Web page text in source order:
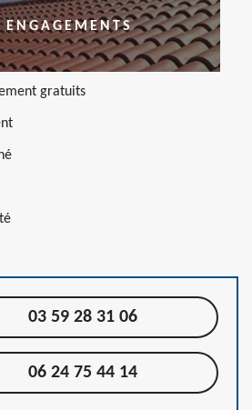
ENGAGEMENTS
gratuits
03 59 28 31 06
06 24 75 44 14